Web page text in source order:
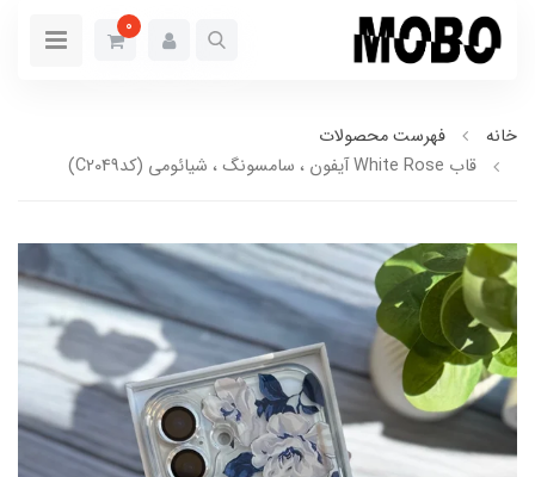
0
خانه
فهرست محصولات
قاب White Rose آیفون ، سامسونگ ، شیائومی (کدC2049)